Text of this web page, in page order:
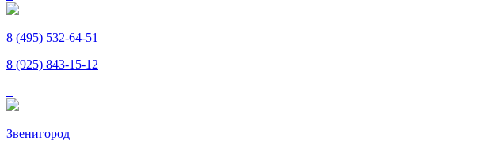
8 (495) 532-64-51
8 (925) 843-15-12
Звенигород